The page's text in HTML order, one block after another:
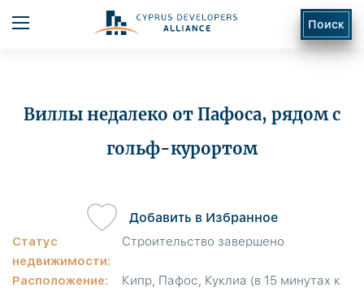
Поиск
Виллы недалеко от Пафоса, рядом с
гольф-курортом
Статус
недвижимости:
Строительство завершено
Расположение:
Кипр, Пафос, Куклиа (в 15 минутах к
Добавить в Избранное